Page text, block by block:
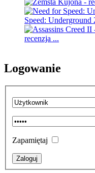
Speed: Underground
recenzja ...
Logowanie
Zapamiętaj